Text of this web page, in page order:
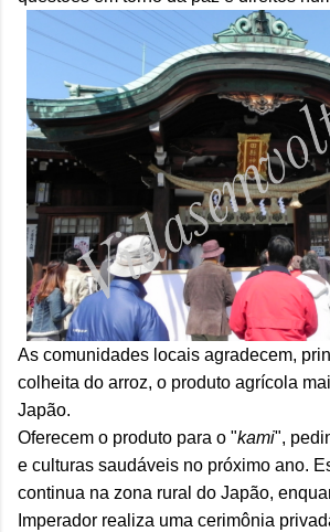
As comunidades locais agradecem,
colheita do arroz, o produto agrícola
Japão.
Oferecem o produto para o "kami",
e culturas saudáveis no próximo ano.
continua na zona rural do Japão,
Imperador realiza uma cerimônia